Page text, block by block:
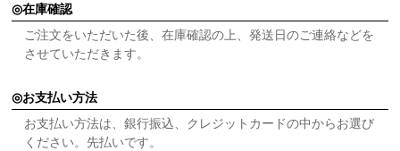
在庫確認
ご注文をいただいた後、在庫確認の上、発送日のご連絡などを
させていただきます。
お支払い方法
お支払い方法は、銀行振込、クレジットカードの中からお選び
ください。先払いです。